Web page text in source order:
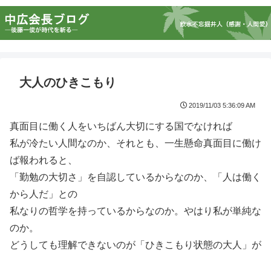
大人のひきこもり
2019/11/03 5:36:09 AM
真面目に働く人をいちばん大切にする国でなければ
私が冷たい人間なのか、それとも、一生懸命真面目に働け
ば報われると、
「勤勉の大切さ」を自認しているからなのか、「人は働く
から人だ」との
私なりの哲学を持っているからなのか。やはり私が単純な
のか。
どうしても理解できないのが「ひきこもり状態の大人」が